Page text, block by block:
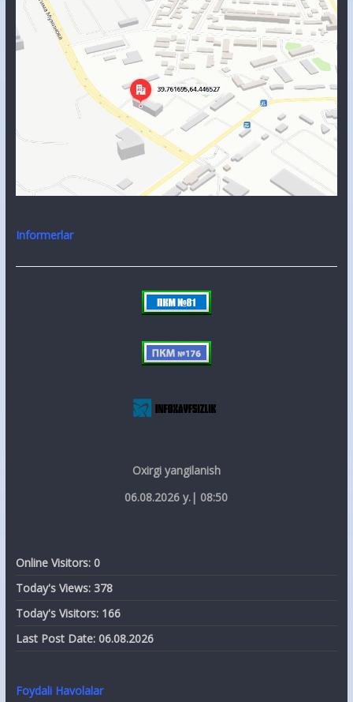
Informerlar
Oxirgi yangilanish
06.08.2026 y.| 08:50
Online Visitors: 0
Today's Views: 378
Today's Visitors: 166
Last Post Date: 06.08.2026
Foydali Havolalar